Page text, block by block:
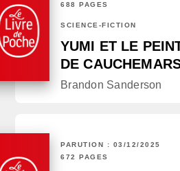
688 PAGES
SCIENCE-FICTION
YUMI ET LE
DE
Brandon Sanderson
PARUTION : 03/12/2025
672 PAGES